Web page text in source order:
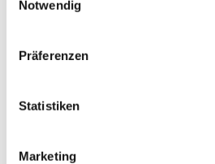
Notwendig
Präferenzen
Statistiken
Marketing